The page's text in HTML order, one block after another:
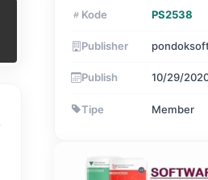
Kode PS2538
Publisher
Publish 10/29/
Tipe Member